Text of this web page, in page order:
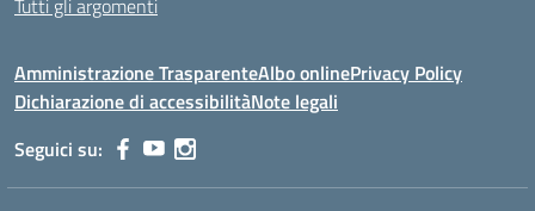
Tutti gli argomenti
Amministrazione TrasparenteAlbo onlinePrivacy Policy
Dichiarazione di accessibilitàNote legali
Seguici su: